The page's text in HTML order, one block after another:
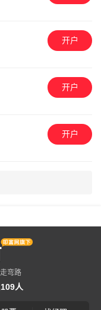
开户
开户
开户
弯路
人